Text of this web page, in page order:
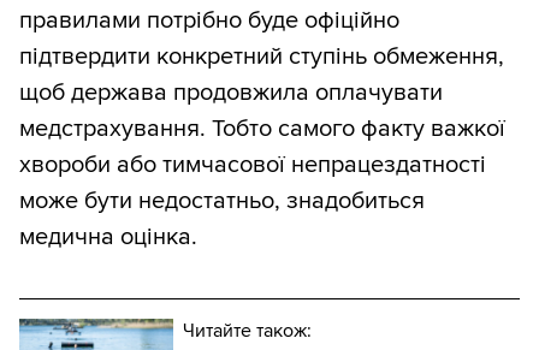
правилами потрібно буде офіційно
підтвердити конкретний ступінь обмеження,
щоб держава продовжила оплачувати
медстрахування. Тобто самого факту важкої
хвороби або тимчасової непрацездатності
може бути недостатньо, знадобиться
медична оцінка.
Читайте також: